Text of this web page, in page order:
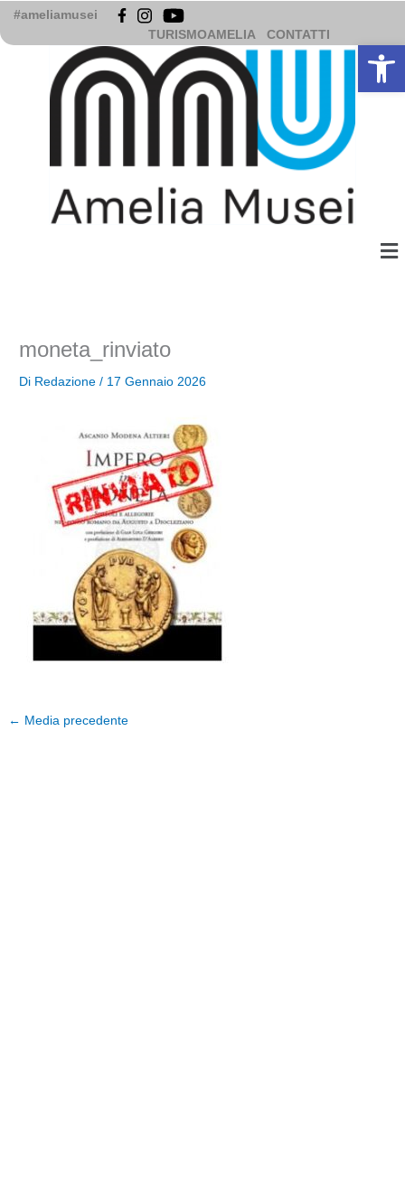
Vai
contenuto
#ameliamusei
TURISMOAMELIA
CONTATTI
moneta_rinviato
Di Redazione/ 17 Gennaio 2026
← Media precedente
Apri la